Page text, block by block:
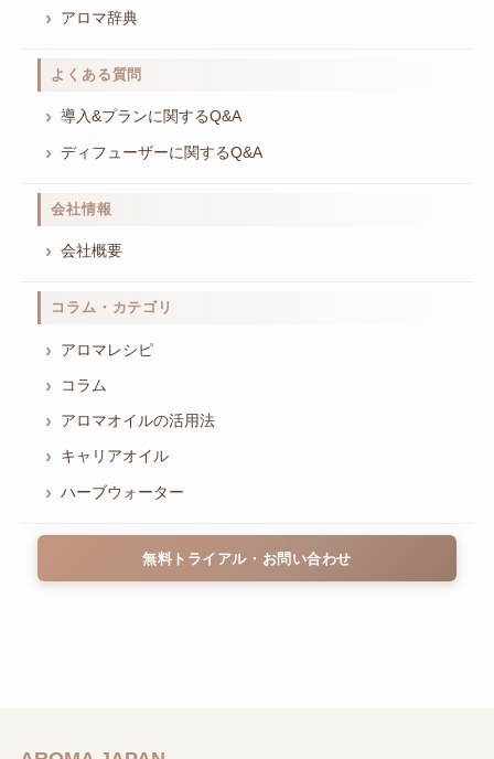
アロマ辞典
よくある質問
導入&プランに関するQ&A
ディフューザーに関するQ&A
会社情報
会社概要
コラム・カテゴリ
アロマレシピ
コラム
アロマオイルの活用法
キャリアオイル
ハーブウォーター
無料トライアル・お問い合わせ